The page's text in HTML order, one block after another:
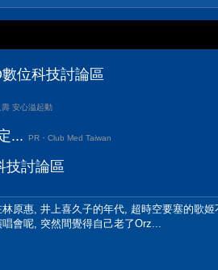
位科技討論區
安心溢起動
... PR・Club Med Taiwan
技討論區
原惠, 井上喜久子的年代, 超時空要塞的歌姬
會呢, 突然間覺得自己老了Orz...